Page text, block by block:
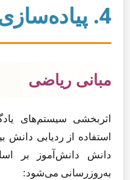
4. پیاده‌سازی فنی
مبانی ریاضی
اثربخشی سیستم‌های
استفاده از ردیابی
دانش دانش‌آموز بر
به‌روزرسانی می‌شود: